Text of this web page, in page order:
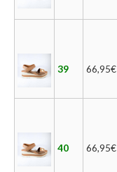
39 66,95€
40 66,95€